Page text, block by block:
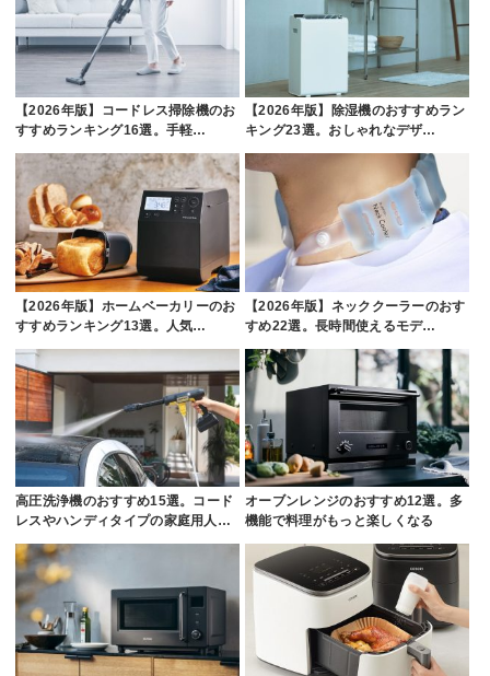
【2026年版】コードレス掃除機のお
すすめランキング16選。手軽…
【2026年版】除湿機のおすすめラン
キング23選。おしゃれなデザ…
【2026年版】ホームベーカリーのお
すすめランキング13選。人気…
【2026年版】ネッククーラーのおす
すめ22選。長時間使えるモデ…
高圧洗浄機のおすすめ15選。コード
レスやハンディタイプの家庭用人…
オーブンレンジのおすすめ12選。多
機能で料理がもっと楽しくなる